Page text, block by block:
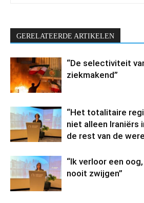
GERELATEERDE ARTIKELEN
“De selectiviteit
ziekmakend”
“Het totalitaire
niet alleen Iraniërs
de rest van de
“Ik verloor een
nooit zwijgen”